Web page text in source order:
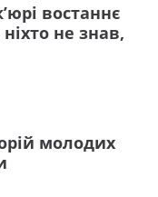
востаннє
не знав,
молодих